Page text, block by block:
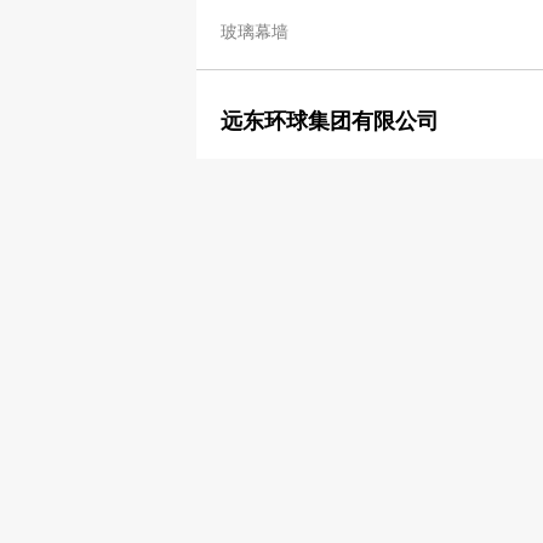
玻璃幕墙
远东环球集团有限公司